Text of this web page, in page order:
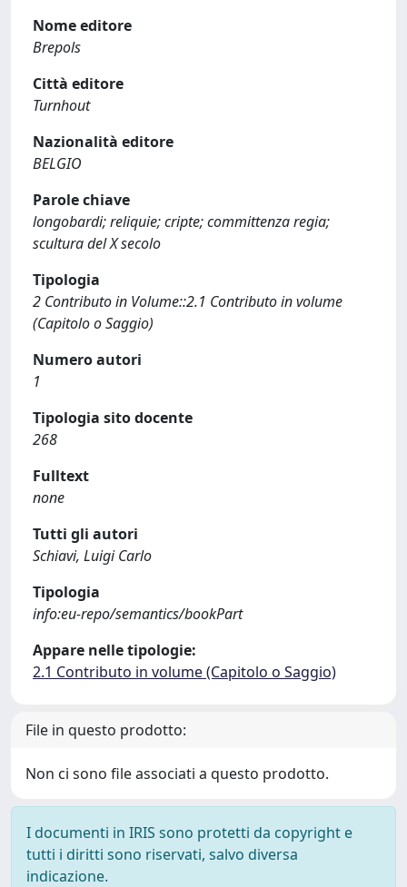
Nome editore
Brepols
Città editore
Turnhout
Nazionalità editore
BELGIO
Parole chiave
longobardi; reliquie; cripte; committenza regia;
scultura del X secolo
Tipologia
2 Contributo in Volume::2.1 Contributo in volume
(Capitolo o Saggio)
Numero autori
1
Tipologia sito docente
268
Fulltext
none
Tutti gli autori
Schiavi, Luigi Carlo
Tipologia
info:eu-repo/semantics/bookPart
Appare nelle tipologie:
2.1 Contributo in volume (Capitolo o Saggio)
File in questo prodotto:
Non ci sono file associati a questo prodotto.
I documenti in IRIS sono protetti da copyright e
tutti i diritti sono riservati, salvo diversa
indicazione.